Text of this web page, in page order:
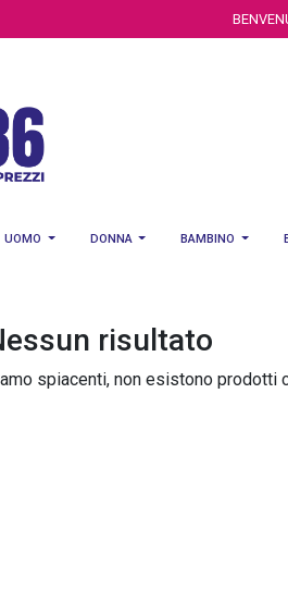
UOMO DONNA BAMBINO
risultato
spiacenti, non esistono prodotti